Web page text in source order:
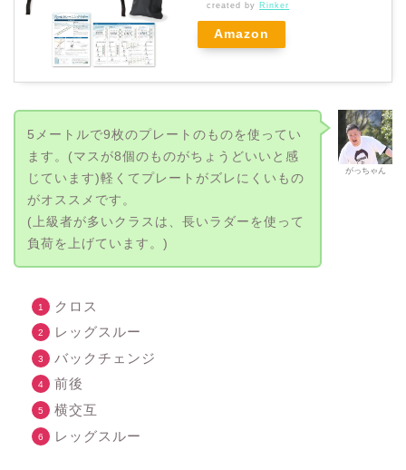
created by Rinker
Amazon
がっちゃん
5メートルで9枚のプレートのものを使ってい
ます。(マスが8個のものがちょうどいいと感
じています)軽くてプレートがズレにくいもの
がオススメです。
(上級者が多いクラスは、長いラダーを使って
負荷を上げています。)
クロス
レッグスルー
バックチェンジ
前後
横交互
レッグスルー